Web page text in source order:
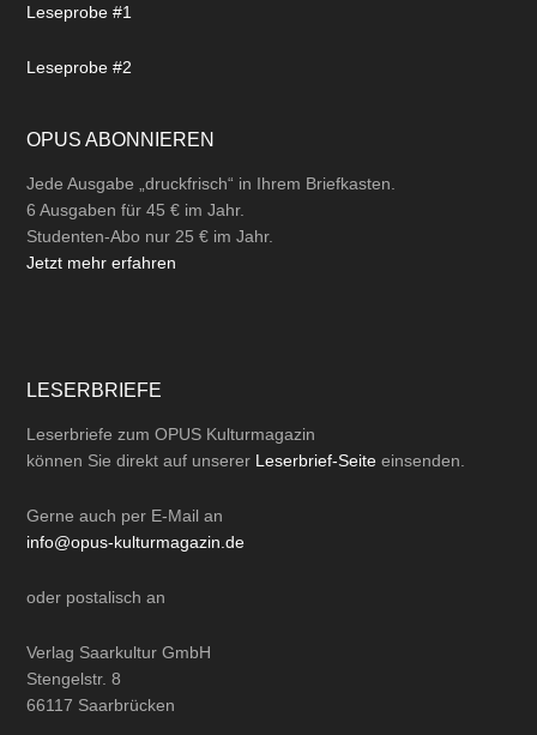
Leseprobe #1
Leseprobe #2
OPUS ABONNIEREN
Jede Ausgabe „druckfrisch“ in Ihrem Briefkasten.
6 Ausgaben für 45 € im Jahr.
Studenten-Abo nur 25 € im Jahr.
Jetzt mehr erfahren
LESERBRIEFE
Leserbriefe zum OPUS Kulturmagazin
können Sie direkt auf unserer Leserbrief-Seite einsenden.
Gerne auch per E-Mail an
info@opus-kulturmagazin.de
oder postalisch an
Verlag Saarkultur GmbH
Stengelstr. 8
66117 Saarbrücken